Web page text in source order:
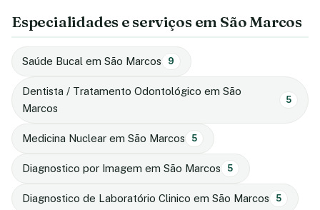
Especialidades e serviços em São Marcos
Saúde Bucal em São Marcos 9
Dentista / Tratamento Odontológico em São
Marcos
5
Medicina Nuclear em São Marcos 5
Diagnostico por Imagem em São Marcos 5
Diagnostico de Laboratório Clinico em São Marcos 5